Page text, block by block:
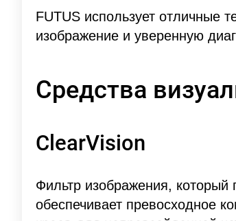
FUTUS использует отличные
изображение и уверенную
Средства
ClearVision
Фильтр изображения, который
обеспечивает превосходное